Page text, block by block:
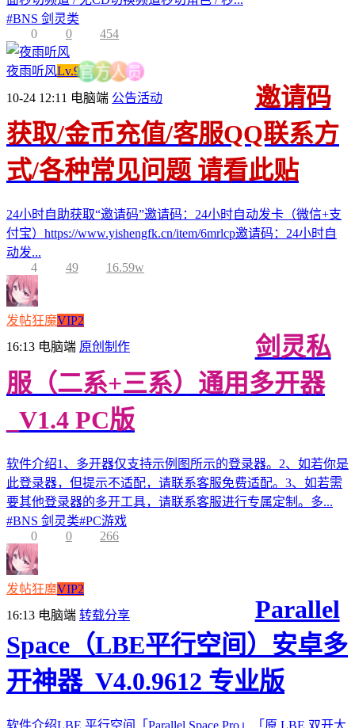
#BNS 剑灵类
0
0 454
夜雨听风Lv.9官 方 人员
10-24 12:11 电脑端 公告活动
邀请码
获取/金币充值/客服QQ联系方
式/各种常见问题 请看此贴
24小时自助获取“邀请码”邀请码：24小时自动发卡（微信+支
付宝）https://www.yishengfk.cn/item/6mrlcp邀请码：24小时自
动发...
4
49 16.59w
发帖狂魔VIP2
16:13 电脑端 原创制作
剑灵私
服（二系+三系）通用多开器
_V1.4 PC版
软件介绍1、多开器仅支持示例图所示的登录器。2、如若你是
此登录器，但提示不适配，请联系客服免费适配。3、如若需
要其他登录器的多开工具，请联系客服进行专属定制。多...
#BNS 剑灵类#PC游戏
0
0 266
发帖狂魔VIP2
16:13 电脑端 转载分享
Parallel
Space（LBE平行空间）安卓多
开神器_V4.0.9612 专业版
软件介绍LBE 平行空间「Parallel Space Pro」「原 LBE 双开大